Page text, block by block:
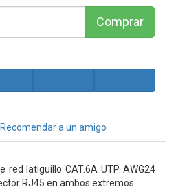
Comprar
Recomendar a un amigo
red latiguillo CAT.6A UTP AWG24
RJ45 en ambos extremos